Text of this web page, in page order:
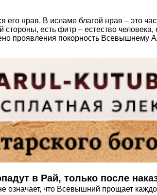
нрав. В исламе благой нрав – это
есть фитр – естество
проявления покорность Всевышнему
в Рай, только после
что Всевышний прощает